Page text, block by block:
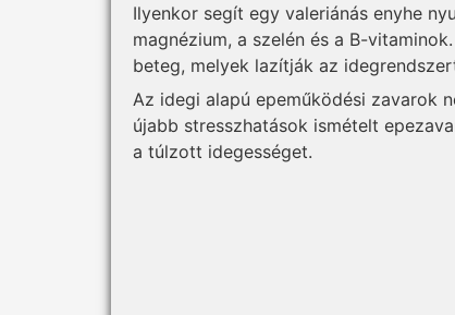
Ilyenkor segít egy valeriánás enyhe
magnézium, a szelén és a B-
beteg, melyek lazítják az
Az idegi alapú epeműködési zavarok
újabb stresszhatások ismételt
a túlzott idegességet.